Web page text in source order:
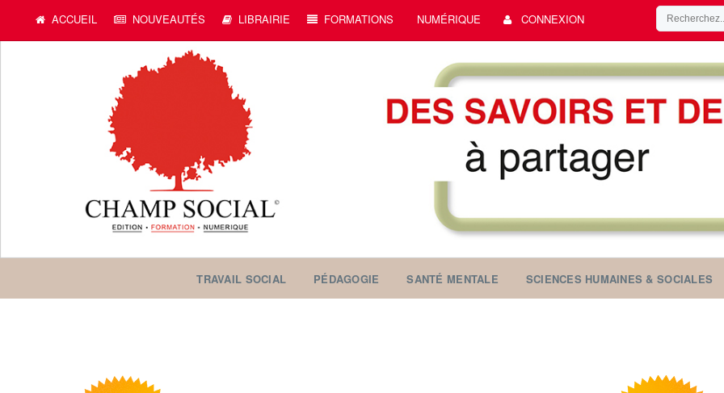
ACCUEIL NOUVEAUTÉS LIBRAIRIE FORMATIONS NUMÉRIQUE CONNEXION
TRAVAIL SOCIAL PÉDAGOGIE SANTÉ MENTALE SCIENCES HUMAINES & SOCIALES